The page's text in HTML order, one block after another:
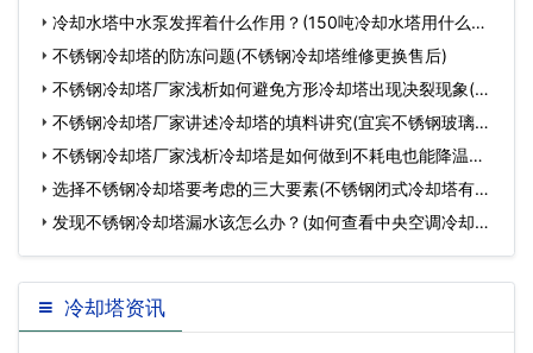
选)冷却水塔中水泵发挥着什么作用？(150吨冷却水塔用什么水
泵好)
不锈钢冷却塔的防冻问题(不锈钢冷却塔维修更换售后)
不锈钢冷却塔厂家浅析如何避免方形冷却塔出现决裂现象(广
州 不锈钢冷却塔厂家讲述冷却塔的填料讲究(宜宾不锈钢玻璃钢
冷 不锈钢冷却塔厂家浅析冷却塔是如何做到不耗电也能降温的
(高选择不锈钢冷却塔要考虑的三大要素(不锈钢闭式冷却塔有哪
些 发现不锈钢冷却塔漏水该怎么办？(如何查看中央空调冷却塔
水位
冷却塔资讯